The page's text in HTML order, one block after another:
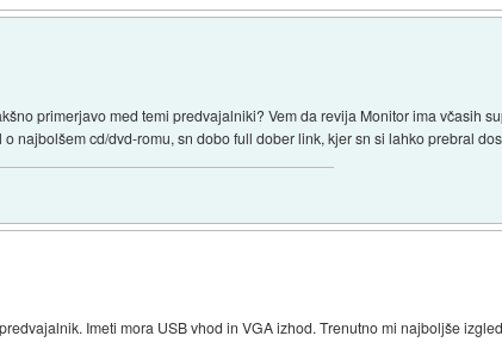
primerjavo med temi predvajalniki? Vem da revija Monitor ima včasih
najbolšem cd/dvd-romu, sn dobo full dober link, kjer sn si lahko prebral
Imeti mora USB vhod in VGA izhod. Trenutno mi najboljše